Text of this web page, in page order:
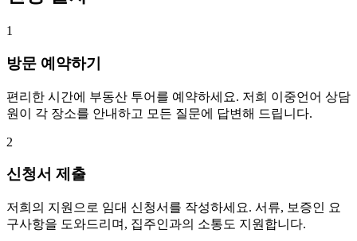
1
방문 예약하기
편리한 시간에 부동산 투어를 예약하세요. 저희 이중언어 상담
원이 각 장소를 안내하고 모든 질문에 답변해 드립니다.
2
신청서 제출
저희의 지원으로 임대 신청서를 작성하세요. 서류, 보증인 요
구사항을 도와드리며, 집주인과의 소통도 지원합니다.